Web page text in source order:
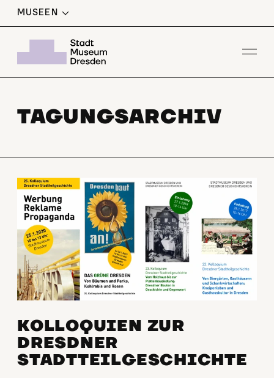
MUSEEN
TAGUNGSARCHIV
KOLLOQUIEN ZUR
DRESDNER
STADTTEILGESCHICHTE